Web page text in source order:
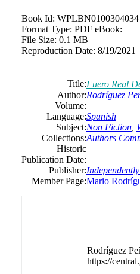
Book Id: WPLBN0100304034
Format Type: PDF eBook:
File Size: 0.1 MB
Reproduction Date: 8/19/2021
Title:Fuero Real
Author:Rodríguez
Volume:
Language:Spanish
Subject:Non Fiction
Collections:Authors
Historic
Publication Date:
Publisher:
Member Page:Mario
Rodríguez
https://